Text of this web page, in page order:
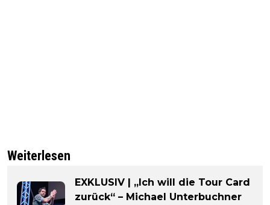
Weiterlesen
EXKLUSIV | „Ich will die Tour Card
zurück“ – Michael Unterbuchner